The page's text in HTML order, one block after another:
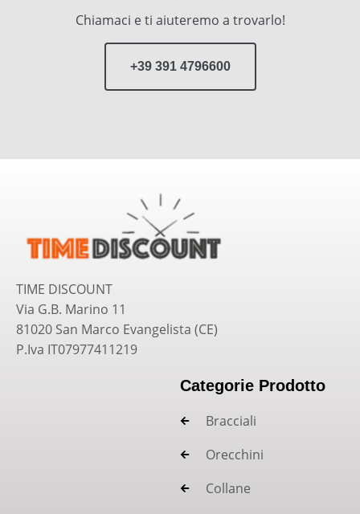
Chiamaci e ti aiuteremo a trovarlo!
+39 391 4796600
TIME DISCOUNT
Via G.B. Marino 11
81020 San Marco Evangelista (CE)
P.Iva IT07977411219
Categorie Prodotto
Bracciali
Orecchini
Collane